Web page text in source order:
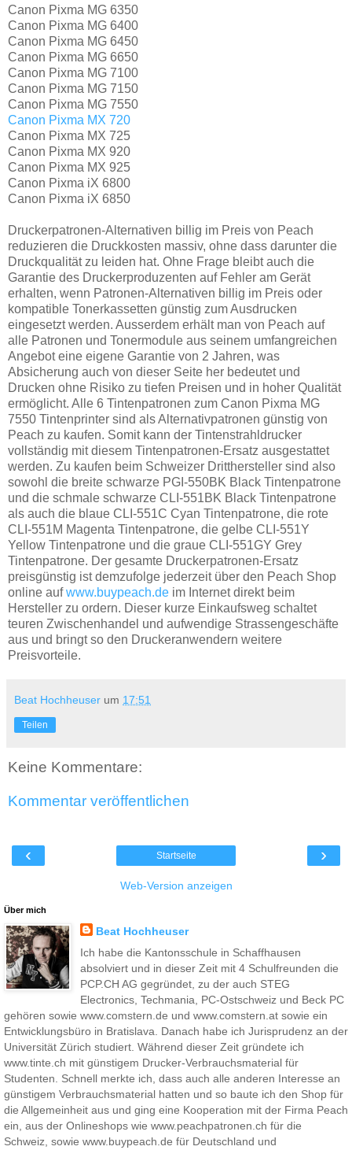
Canon Pixma MG 6350
Canon Pixma MG 6400
Canon Pixma MG 6450
Canon Pixma MG 6650
Canon Pixma MG 7100
Canon Pixma MG 7150
Canon Pixma MG 7550
Canon Pixma MX 720
Canon Pixma MX 725
Canon Pixma MX 920
Canon Pixma MX 925
Canon Pixma iX 6800
Canon Pixma iX 6850
Druckerpatronen-Alternativen billig im Preis von Peach
reduzieren die Druckkosten massiv, ohne dass darunter die
Druckqualität zu leiden hat. Ohne Frage bleibt auch die
Garantie des Druckerproduzenten auf Fehler am Gerät
erhalten, wenn Patronen-Alternativen billig im Preis oder
kompatible Tonerkassetten günstig zum Ausdrucken
eingesetzt werden. Ausserdem erhält man von Peach auf
alle Patronen und Tonermodule aus seinem umfangreichen
Angebot eine eigene Garantie von 2 Jahren, was
Absicherung auch von dieser Seite her bedeutet und
Drucken ohne Risiko zu tiefen Preisen und in hoher Qualität
ermöglicht. Alle 6 Tintenpatronen zum Canon Pixma MG
7550 Tintenprinter sind als Alternativpatronen günstig von
Peach zu kaufen. Somit kann der Tintenstrahldrucker
vollständig mit diesem Tintenpatronen-Ersatz ausgestattet
werden. Zu kaufen beim Schweizer Dritthersteller sind also
sowohl die breite schwarze PGI-550BK Black Tintenpatrone
und die schmale schwarze CLI-551BK Black Tintenpatrone
als auch die blaue CLI-551C Cyan Tintenpatrone, die rote
CLI-551M Magenta Tintenpatrone, die gelbe CLI-551Y
Yellow Tintenpatrone und die graue CLI-551GY Grey
Tintenpatrone. Der gesamte Druckerpatronen-Ersatz
preisgünstig ist demzufolge jederzeit über den Peach Shop
online aufwww.buypeach.de im Internet direkt beim
Hersteller zu ordern. Dieser kurze Einkaufsweg schaltet
teuren Zwischenhandel und aufwendige Strassengeschäfte
aus und bringt so den Druckeranwendern weitere
Preisvorteile.
Beat Hochheuser um 17:51
Teilen
Keine Kommentare:
Kommentar veröffentlichen
‹ ›
Startseite
Web-Version anzeigen
Über mich
Beat Hochheuser
Ich habe die Kantonsschule in Schaffhausen
absolviert und in dieser Zeit mit 4 Schulfreunden die
PCP.CH AG gegründet, zu der auch STEG
Electronics, Techmania, PC-Ostschweiz und Beck PC
gehören sowie www.comstern.de und www.comstern.at sowie ein
Entwicklungsbüro in Bratislava. Danach habe ich Jurisprudenz an der
Universität Zürich studiert. Während dieser Zeit gründete ich
www.tinte.ch mit günstigem Drucker-Verbrauchsmaterial für
Studenten. Schnell merkte ich, dass auch alle anderen Interesse an
günstigem Verbrauchsmaterial hatten und so baute ich den Shop für
die Allgemeinheit aus und ging eine Kooperation mit der Firma Peach
ein, aus der Onlineshops wie www.peachpatronen.ch für die
Schweiz, sowie www.buypeach.de für Deutschland und